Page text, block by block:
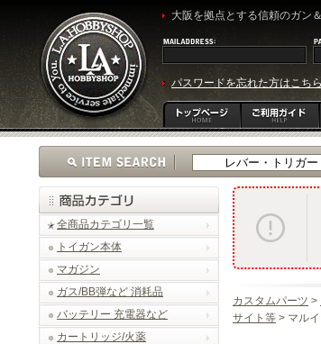
大阪を拠点とする信頼のガン
パスワードを忘れた方はこちら
全商品カテゴリ一覧
トイガン本体
マガジン
ガス/BB弾など 消耗品
バッテリー 充電器など
カートリッジ/火薬
カスタムパーツ >
サイト等 > マル